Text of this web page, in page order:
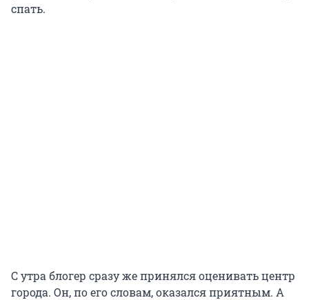
спать.
С утра блогер сразу же принялся оценивать центр
города. Он, по его словам, оказался приятным. А